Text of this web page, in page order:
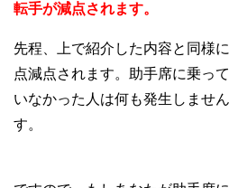
転手が減点されます。
先程、上で紹介した内容と同様
点減点されます。助手席に乗っ
いなかった人は何も発生しません
す。